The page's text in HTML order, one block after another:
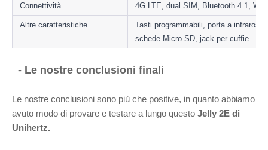
Connettività 4G LTE, dual SIM, Bluetooth 4.1,
Altre caratteristiche
Tasti programmabili, porta a
- Le nostre conclusioni finali
Le nostre conclusioni sono più che positive, in quanto abbiamo
avuto modo di provare e testare a lungo questo Jelly 2E di
Unihertz.